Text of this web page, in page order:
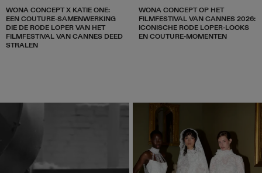
WONA CONCEPT X KATIE ONE:
EEN COUTURE-SAMENWERKING
DIE DE RODE LOPER VAN HET
FILMFESTIVAL VAN CANNES DEED
STRALEN
WONA CONCEPT OP HET
FILMFESTIVAL VAN CANNES 2026:
ICONISCHE RODE LOPER-LOOKS
EN COUTURE-MOMENTEN